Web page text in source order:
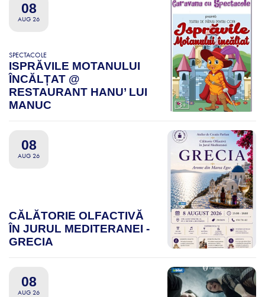
08
AUG 26
SPECTACOLE
ISPRĂVILE MOTANULUI
ÎNCĂLȚAT @
RESTAURANT HANU’ LUI
MANUC
08
AUG 26
CĂLĂTORIE OLFACTIVĂ
ÎN JURUL MEDITERANEI -
GRECIA
08
AUG 26